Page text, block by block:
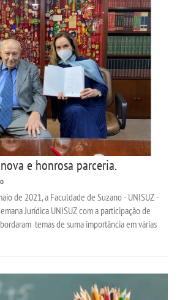
e honrosa parceria.
de 2021, a Faculdade de Suzano - UNISUZ -
Jurídica UNISUZ com a participação de
temas de suma importância em várias